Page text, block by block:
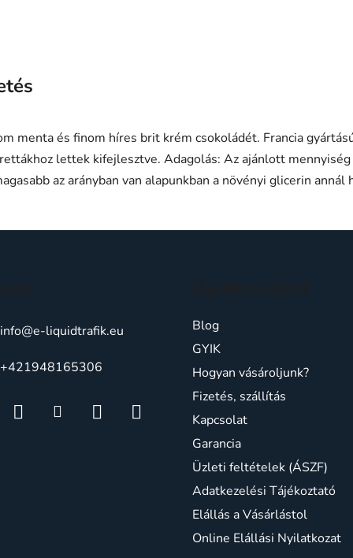
menta és finom híres brit krém csokoládét. Francia
lettek kifejlesztve. Adagolás: Az ajánlott
az arányban van alapunkban a növényi glicerin annál
info@e-liquidtrafik.eu
+421948165306
Blog
GYIK
Hogyan vásároljunk?
Fizetés, szállítás
Kapcsolat
Garancia
Üzleti feltételek (ÁSZF)
Adatkezelési Tájékoztató
Elállás a Vásárlástol
Online Elállási Nyilatkozat